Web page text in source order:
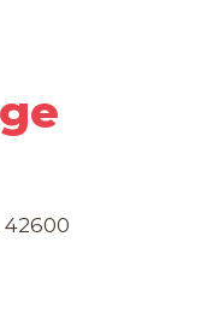
42600